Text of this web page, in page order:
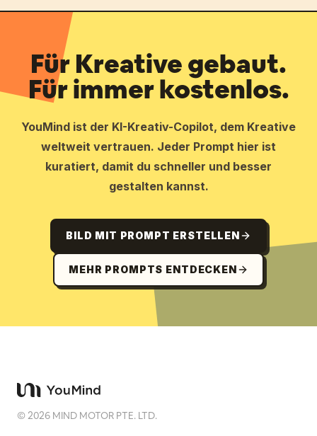
Für Kreative gebaut.
Für immer kostenlos.
YouMind ist der KI-Kreativ-Copilot, dem Kreative
weltweit vertrauen. Jeder Prompt hier ist
kuratiert, damit du schneller und besser
gestalten kannst.
BILD MIT PROMPT ERSTELLEN
MEHR PROMPTS ENTDECKEN
©2026 MIND MOTOR PTE. LTD.